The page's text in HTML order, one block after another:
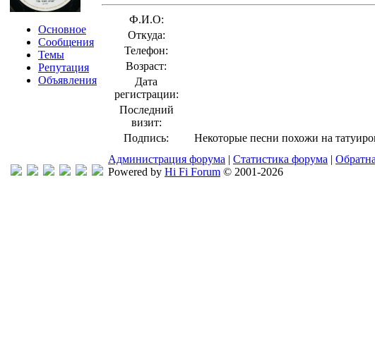
Основное
Сообщения
Темы
Репутация
Объявления
Ф.И.О:
Откуда:
Телефон:
Возраст:
Дата
регистрации:
Последний
визит:
Подпись:
Некоторые песни похожи на
Администрация форума | Статистика форума |
Powered by Hi Fi Forum © 2001-2026